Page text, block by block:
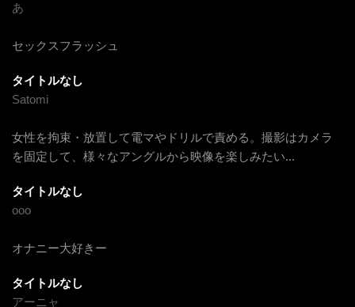
あ
セックスフラッシュ
タイトルなし
Satomi
女性を拘束・放置して電マやドリルで責める。撮影はカメラ
を固定して、様々なアングルから映像を楽しみたい...
タイトルなし
ooo
オナニー大好きー
タイトルなし
アーニャ